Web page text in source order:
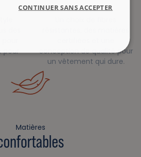
des
pour
conception de qualité pour
un vêtement qui dure.
Matières
CONTINUER SANS ACCEPTER